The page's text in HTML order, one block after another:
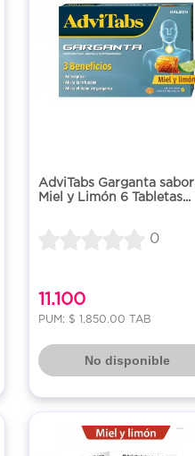
AdviTabs Garganta sabor
Miel y Limón 6 Tabletas...
0
11.100
PUM: $ 1,850.00 TAB
No disponible